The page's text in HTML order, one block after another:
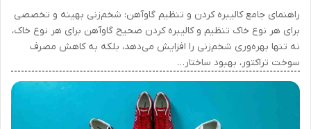
راهنمای جامع کالیبره کردن و تنظیم گاوآهن: شخم‌زنی بهینه و تخصصی
برای هر نوع خاک تنظیم و کالیبره کردن صحیح گاوآهن برای هر نوع خاک،
نه تنها بهره‌وری شخم‌زنی را افزایش می‌دهد، بلکه به کاهش مصرف
سوخت تراکتور، بهبود ساختار…